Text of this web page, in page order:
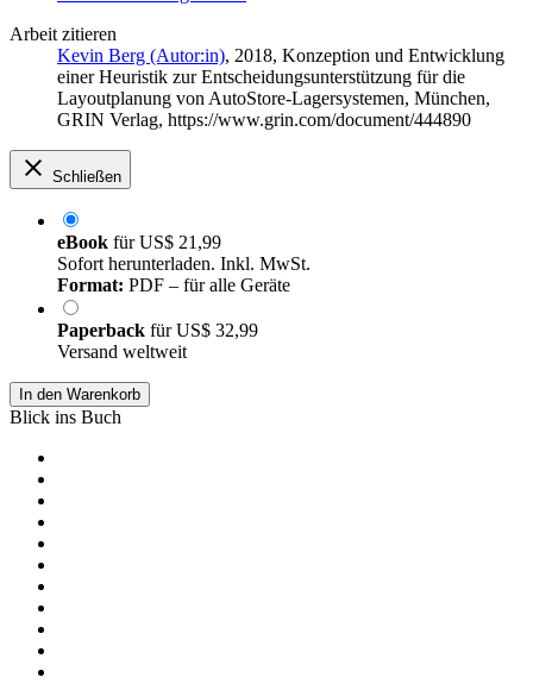
Arbeit zitieren
Kevin Berg (Autor:in), 2018, Konzeption und Entwicklung
einer Heuristik zur Entscheidungsunterstützung für die
Layoutplanung von AutoStore-Lagersystemen, München,
GRIN Verlag, https://www.grin.com/document/444890
Schließen
eBook fürUS$ 21,99
Sofort herunterladen. Inkl. MwSt.
Format: PDF – für alle Geräte
Paperback fürUS$ 32,99
Versand weltweit
In den Warenkorb
Blick ins Buch